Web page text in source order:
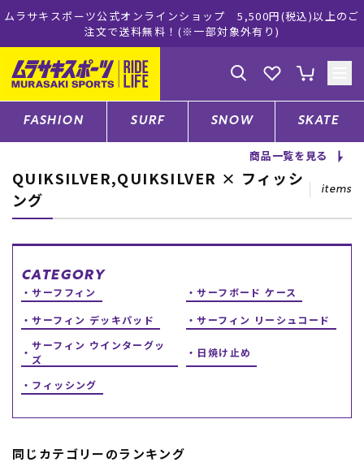
ムラサキスポーツ公式オンラインショップ 5,500円(税込)以上のご
注文で送料無料！(※一部対象外有り)
ゲスト様
ログイン 会員登録
店舗一覧
CATEGORY
ファッションTOP
サーフTOP
スノーTOP
FASHION SURF SNOW SKATE
商品一覧を見る
QUIKSILVER,QUIKSILVER × フィッシ
ング
items
CATEGORY
サーフフィン
サーフボード ケース
サーフィン デッキパッド
サーフィン リーシュコード
サーフィン ウインターグッ
ズ
日焼け止め
フィッシング
同じカテゴリーのランキング